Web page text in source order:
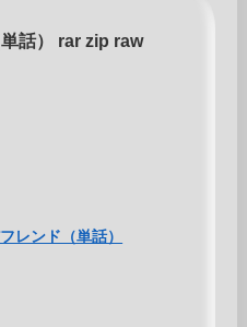
話） rar zip raw
レンド（単話）